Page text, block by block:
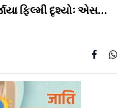
વડોદરામાં સર્જાયા ફિલ્મી દૃશ્યોઃ એસએસજી હૉસ્પિટલમાંથી